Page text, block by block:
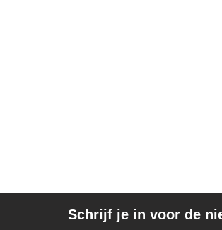
Schrijf je in voor de